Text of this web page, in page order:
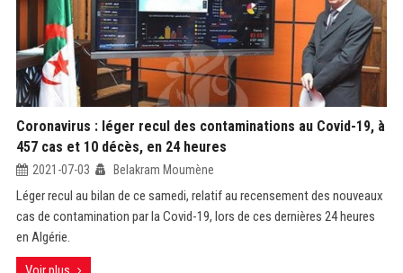
Coronavirus : léger recul des contaminations au Covid-19, à
457 cas et 10 décès, en 24 heures
2021-07-03 Belakram Moumène
Léger recul au bilan de ce samedi, relatif au recensement des nouveaux
cas de contamination par la Covid-19, lors de ces dernières 24 heures
en Algérie.